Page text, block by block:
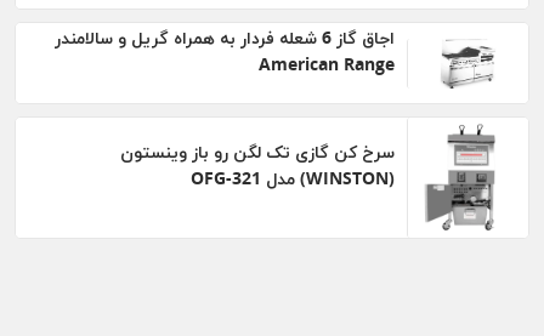
اجاق گاز 6 شعله فردار به همراه گريل و سالامندر
American Range
سرخ کن گازی تک لگن رو باز وینستون
(WINSTON) مدل OFG-321